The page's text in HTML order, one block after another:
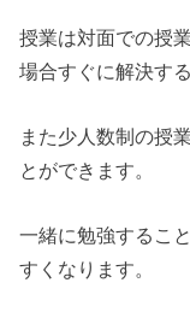
授業は対面での授
場合すぐに解決す
また少人数制の授
とができます。
一緒に勉強するこ
すくなります。